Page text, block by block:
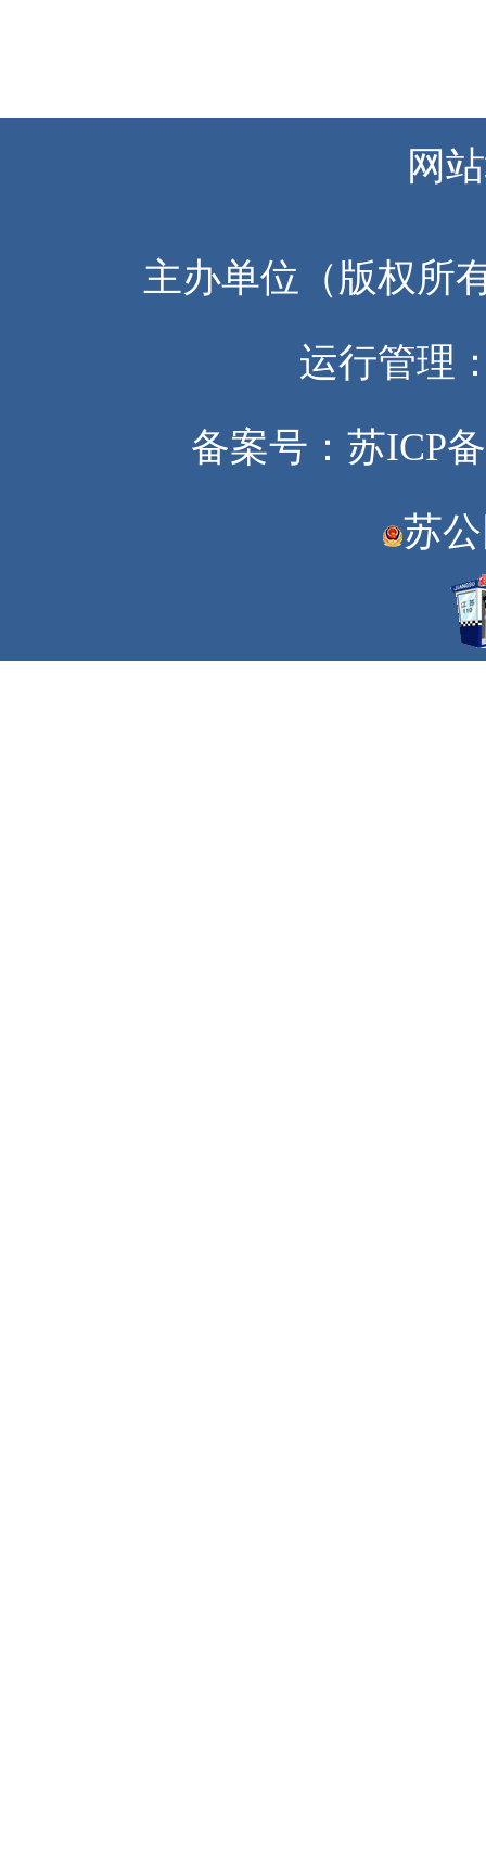
网
主办单位（版权所
运行管理
备案号：苏ICP
苏